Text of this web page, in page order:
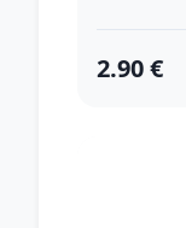
2.90 €